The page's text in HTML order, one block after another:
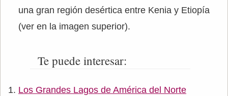
una gran región desértica entre Kenia y Etiopía
(ver en la imagen superior).
Te puede interesar:
Los Grandes Lagos de América del Norte